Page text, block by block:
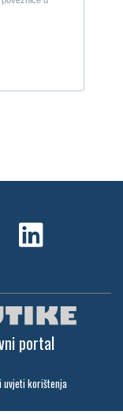
portal
uvjeti korištenja